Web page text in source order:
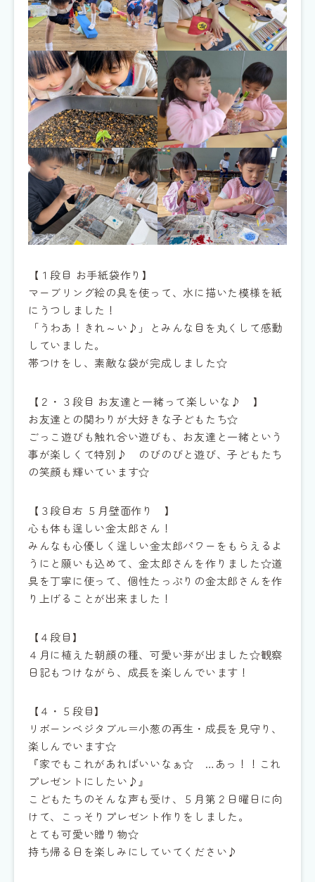
【１段目 お手紙袋作り】
マーブリング絵の具を使って、水に描いた模様を紙
にうつしました！
「うわあ！きれ～い♪」とみんな目を丸くして感動
していました。
帯つけをし、素敵な袋が完成しました☆
【２・３段目 お友達と一緒って楽しいな♪ 】
お友達との関わりが大好きな子どもたち☆
ごっこ遊びも触れ合い遊びも、お友達と一緒という
事が楽しくて特別♪ のびのびと遊び、子どもたち
の笑顔も輝いています☆
【３段目右 ５月壁面作り 】
心も体も逞しい金太郎さん！
みんなも心優しく逞しい金太郎パワーをもらえるよ
うにと願いも込めて、金太郎さんを作りました☆道
具を丁寧に使って、個性たっぷりの金太郎さんを作
り上げることが出来ました！
【４段目】
４月に植えた朝顔の種、可愛い芽が出ました☆観察
日記もつけながら、成長を楽しんでいます！
【４・５段目】
リボーンベジタブル＝小葱の再生・成長を見守り、
楽しんでいます☆
『家でもこれがあればいいなぁ☆ …あっ！！これ
プレゼントにしたい♪』
こどもたちのそんな声も受け、５月第２日曜日に向
けて、こっそりプレゼント作りをしました。
とても可愛い贈り物☆
持ち帰る日を楽しみにしていてください♪